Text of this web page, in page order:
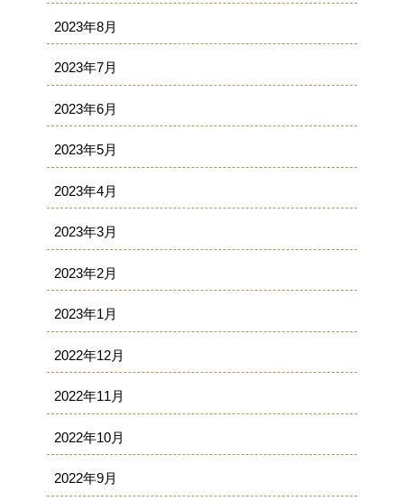
2023年8月
2023年7月
2023年6月
2023年5月
2023年4月
2023年3月
2023年2月
2023年1月
2022年12月
2022年11月
2022年10月
2022年9月